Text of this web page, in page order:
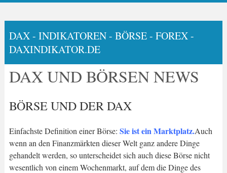
DAX - INDIKATOREN - BÖRSE - FOREX -
DAXINDIKATOR.DE
DAX UND BÖRSEN NEWS
BÖRSE UND DER DAX
Einfachste Definition einer Börse: Sie ist ein Marktplatz.Auch
wenn an den Finanzmärkten dieser Welt ganz andere Dinge
gehandelt werden, so unterscheidet sich auch diese Börse nicht
wesentlich von einem Wochenmarkt, auf dem die Dinge des